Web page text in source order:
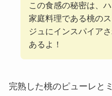
この食感の秘密は、
家庭料理である桃の
ジュにインスパイア
あるよ！
完熟した桃のピューレと